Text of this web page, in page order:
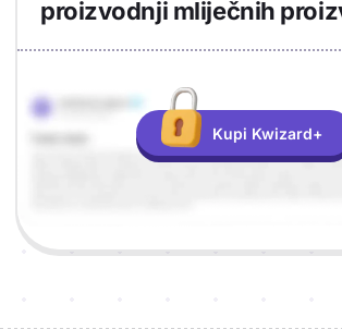
proizvodnji mliječnih
Odgovor
Objašnjenje
Kupi Kwizard+